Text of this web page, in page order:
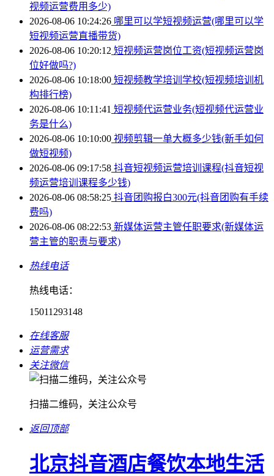
视频运营费用多少)
2026-08-06 10:24:26 哪里可以学短视频运营(哪里可以学
短视频运营直播带货)
2026-08-06 10:20:12 短视频运营岗位工资(短视频运营岗
位好做吗?)
2026-08-06 10:18:00 短视频教学培训学校(短视频培训机
构排行榜)
2026-08-06 10:11:41 短视频代运营业务(短视频代运营业
务是什么)
2026-08-06 10:10:00 视频剪辑一单大概多少钱(新手如何
做短视频)
2026-08-06 09:17:58 抖音短视频运营培训课程(抖音短视
频运营培训课程多少钱)
2026-08-06 08:58:25 抖音团购报白300元(抖音团购有手续
费吗)
2026-08-06 08:22:53 新媒体运营主管任职要求(新媒体运
营主管的职责与要求)
热线电话
热线电话：
15011293148
在线客服
运营需求
关注微信
扫描二维码，关注公众号
返回顶部
北京抖音酒店餐饮本地生活